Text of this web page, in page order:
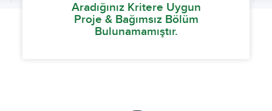
Aradığınız Kritere Uygun
Proje & Bağımsız Bölüm
Bulunamamıştır.